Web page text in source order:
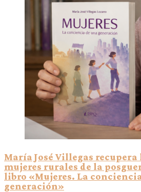
María José Villegas
mujeres rurales de la
libro «Mujeres. La
generación»